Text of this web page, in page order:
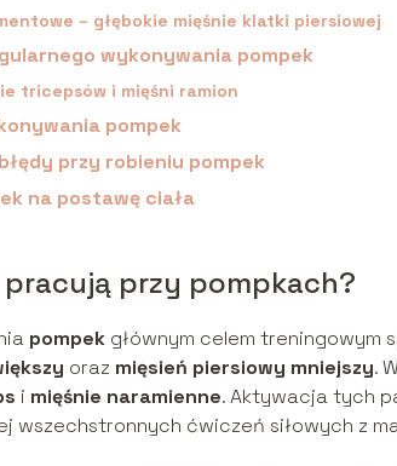
– głębokie mięśnie klatki piersiowej
wykonywania pompek
tricepsów i mięśni ramion
pompek
przy robieniu pompek
na postawę ciała
pracują przy pompkach?
pompek głównym celem treningowym
oraz mięsień piersiowy mniejszy.
i mięśnie naramienne. Aktywacja tych
wszechstronnych ćwiczeń siłowych z